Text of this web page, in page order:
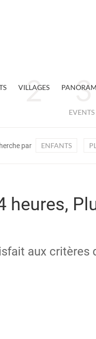
VILLAGES
EVENTS
par ENFANTS
heures,
aux critères